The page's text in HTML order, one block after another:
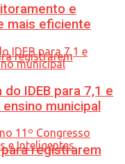
registrarem
e
mais eficiente
IDEB para 7,1 e
municipal